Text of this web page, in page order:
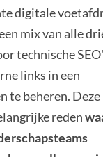
digitale
mix van alle
technische
links in een
te beheren. Deze
reden